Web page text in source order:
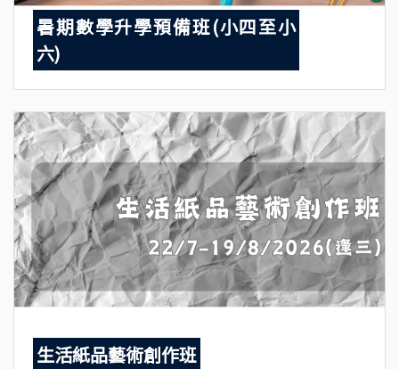
暑期數學升學預備班(小四至小
六)
生活紙品藝術創作班